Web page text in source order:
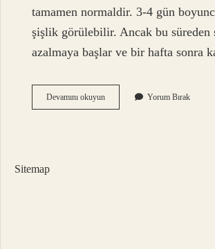
tamamen normaldir. 3-4 gün
şişlik görülebilir. Ancak bu süreden
azalmaya başlar ve bir hafta sonra
Devamını okuyunDudak
Renklendirme
Yorum Bırak
Sitemap